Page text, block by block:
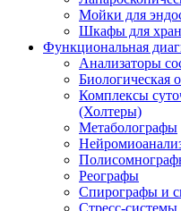
Мойки для
Шкафы для
Функциональная
Анализаторы
Биологическая
Комплексы
(Холтеры)
Метаболографы
Реографы
Спирографы и
Стресс-системы